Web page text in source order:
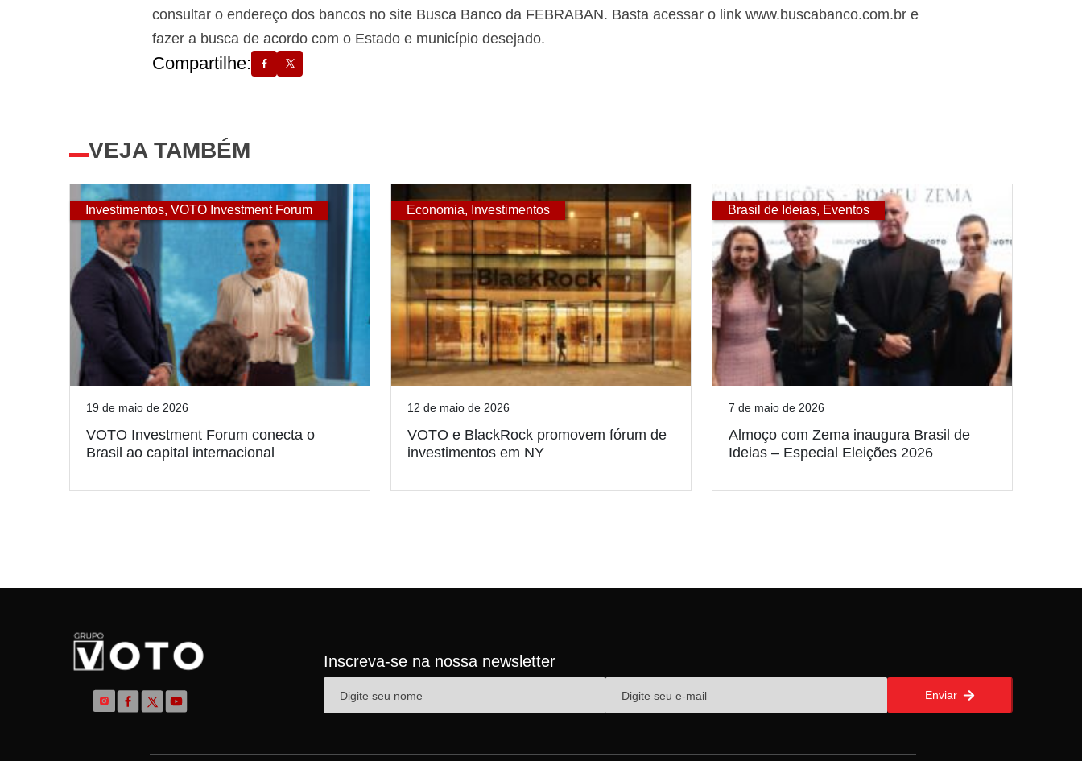
consultar o endereço dos bancos no site Busca Banco da FEBRABAN. Basta acessar o link www.buscabanco.com.br e
fazer a busca de acordo com o Estado e município desejado.
Compartilhe:
VEJA TAMBÉM
Investimentos, VOTO Investment Forum
19 de maio de 2026
VOTO Investment Forum conecta o
Brasil ao capital internacional
Economia, Investimentos
12 de maio de 2026
VOTO e BlackRock promovem fórum de
investimentos em NY
Brasil de Ideias, Eventos
7 de maio de 2026
Almoço com Zema inaugura Brasil de
Ideias – Especial Eleições 2026
Inscreva-se na nossa newsletter
Enviar